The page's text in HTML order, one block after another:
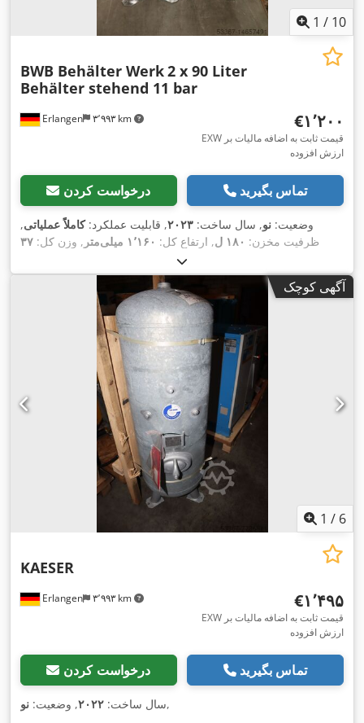
1 / 10
Erlangen ۳٬۹۹۳ km
BWB Behälter Werk2 x 90 Liter
Behälter stehend 11 bar
‎€۱٬۲۰۰
EXW قیمت ثابت به اضافه مالیات بر
ارزش افزوده
درخواست کردن تماس بگیرید
وضعیت: نو, سال ساخت: ۲۰۲۳, قابلیت عملکرد:کاملاً عملیاتی,
ظرفیت مخزن: ۱۸۰ ل , ارتفاع کل: ۱٬۱۶۰ میلی‌متر , وزن کل: ۳۷
, فشار عملیاتی:
آگهی کوچک
1 / 6
Erlangen ۳٬۹۹۳ km
KAESER
‎€۱٬۴۹۵
EXW قیمت ثابت به اضافه مالیات بر
ارزش افزوده
درخواست کردن تماس بگیرید
سال ساخت: ۲۰۲۲, وضعیت: نو ,